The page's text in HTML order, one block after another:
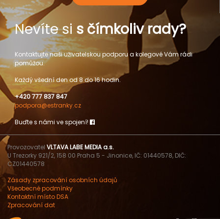
Nevíte si s čímkoliv rady?
Kontaktujte naši uživatelskou podporu a kolegové Vám rádi
pomůžou.
Každý všední den od 8 do 16 hodin.
+420 777 837 847
podpora@estranky.cz
Buďte s námi ve spojení!
Provozovatel VLTAVA LABE MEDIA a.s.
U Trezorky 921/2, 158 00 Praha 5 - Jinonice, IČ: 01440578, DIČ:
CZ01440578
Zásady zpracování osobních údajů
Všeobecné podmínky
Kontaktní místo DSA
Zpracování dat